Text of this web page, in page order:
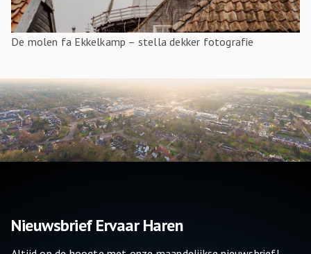
De molen fa Ekkelkamp – stella dekker fotografie
Nieuwsbrief Ervaar Haren